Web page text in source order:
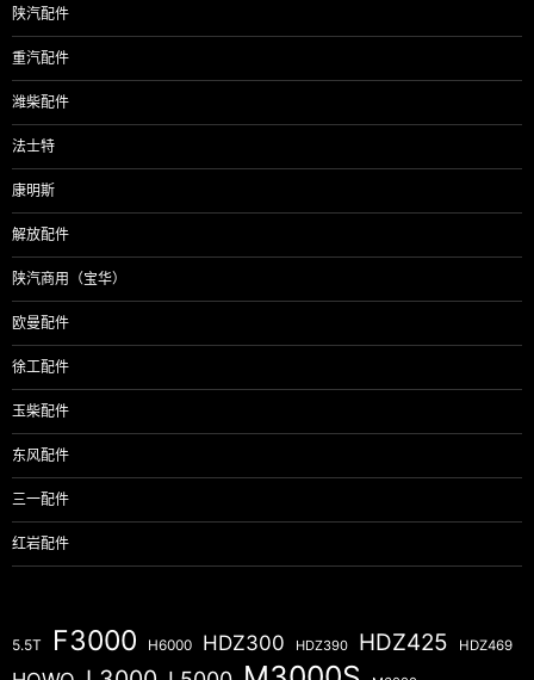
陕汽配件
重汽配件
潍柴配件
法士特
康明斯
解放配件
陕汽商用（宝华）
欧曼配件
徐工配件
玉柴配件
东风配件
三一配件
红岩配件
5.5T F3000 H6000 HDZ300 HDZ390 HDZ425 HDZ469